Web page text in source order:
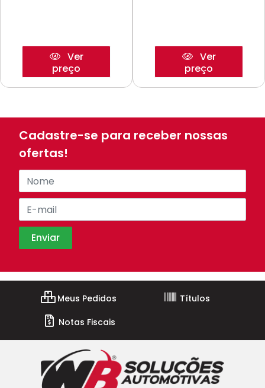
Ver
preço
Ver
preço
Cadastre-se para receber nossas
ofertas!
Meus Pedidos
Títulos
Notas Fiscais